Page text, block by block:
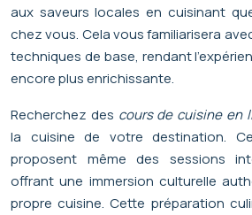
aux saveurs locales en cuisinant
chez vous. Cela vous familiarisera
techniques de base, rendant
encore plus enrichissante.
Recherchez des cours de cuisine en
la cuisine de votre destination.
proposent même des sessions
offrant une immersion culturelle
propre cuisine. Cette préparation